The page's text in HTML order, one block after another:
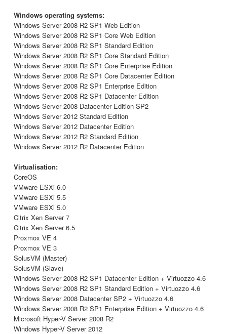
Windows operating systems:
Windows Server 2008 R2 SP1 Web Edition
Windows Server 2008 R2 SP1 Core Web Edition
Windows Server 2008 R2 SP1 Standard Edition
Windows Server 2008 R2 SP1 Core Standard Edition
Windows Server 2008 R2 SP1 Core Enterprise Edition
Windows Server 2008 R2 SP1 Core Datacenter Edition
Windows Server 2008 R2 SP1 Enterprise Edition
Windows Server 2008 R2 SP1 Datacenter Edition
Windows Server 2008 Datacenter Edition SP2
Windows Server 2012 Standard Edition
Windows Server 2012 Datacenter Edition
Windows Server 2012 R2 Standard Edition
Windows Server 2012 R2 Datacenter Edition
Virtualisation:
CoreOS
VMware ESXi 6.0
VMware ESXi 5.5
VMware ESXi 5.0
Citrix Xen Server 7
Citrix Xen Server 6.5
Proxmox VE 4
Proxmox VE 3
SolusVM (Master)
SolusVM (Slave)
Windows Server 2008 R2 SP1 Datacenter Edition + Virtuozzo 4.6
Windows Server 2008 R2 SP1 Standard Edition + Virtuozzo 4.6
Windows Server 2008 Datacenter SP2 + Virtuozzo 4.6
Windows Server 2008 R2 SP1 Enterprise Edition + Virtuozzo 4.6
Microsoft Hyper-V Server 2008 R2
Windows Hyper-V Server 2012